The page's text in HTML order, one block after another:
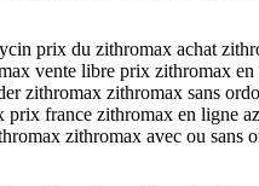
prix du zithromax achat
vente libre prix zithromax en
zithromax zithromax sans
france zithromax en ligne
zithromax avec ou sans